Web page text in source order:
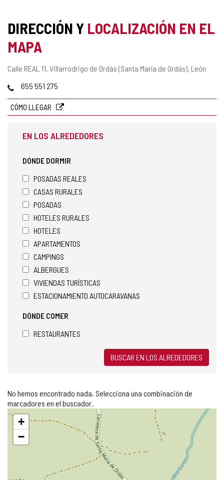
DIRECCIÓN Y LOCALIZACIÓN EN EL
MAPA
Dirección
Calle REAL 11. Villarrodrigo de Ordás (Santa María de Ordás). León
Teléfonos
655 551 275
CÓMO LLEGAR
EN LOS ALREDEDORES
DÓNDE DORMIR
POSADAS REALES
CASAS RURALES
POSADAS
HOTELES RURALES
HOTELES
APARTAMENTOS
CAMPINGS
ALBERGUES
VIVIENDAS TURÍSTICAS
ESTACIONAMIENTO AUTOCARAVANAS
DÓNDE COMER
RESTAURANTES
BUSCAR EN LOS ALREDEDORES
No hemos encontrado nada. Selecciona una combinación de
marcadores en el buscador.
Saltar
mapa
+
−